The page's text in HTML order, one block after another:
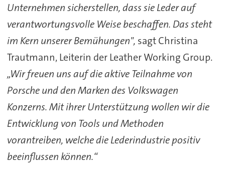
Unternehmen sicherstellen, dass sie Leder auf
verantwortungsvolle Weise beschaffen. Das steht
im Kern unserer Bemühungen", sagt Christina
Trautmann, Leiterin der Leather Working Group.
„Wir freuen uns auf die aktive Teilnahme von
Porsche und den Marken des Volkswagen
Konzerns. Mit ihrer Unterstützung wollen wir die
Entwicklung von Tools und Methoden
vorantreiben, welche die Lederindustrie positiv
beeinflussen können.“